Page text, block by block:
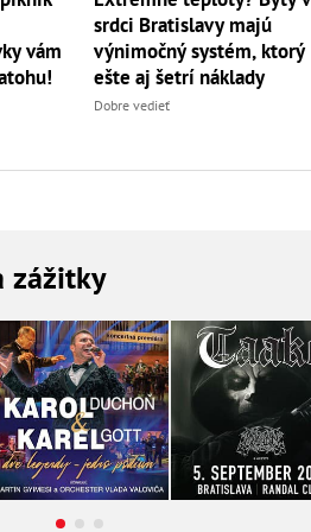
vám
srdci Bratislavy majú
výnimočný systém, ktorý
ešte aj šetrí náklady
Dobre vedieť
zážitky